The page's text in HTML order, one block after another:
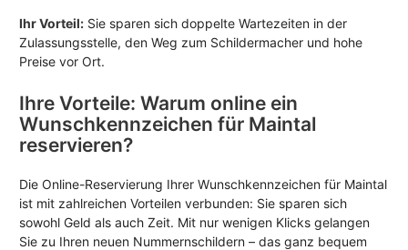
Ihr Vorteil: Sie sparen sich doppelte Wartezeiten in der
Zulassungsstelle, den Weg zum Schildermacher und hohe
Preise vor Ort.
Ihre Vorteile: Warum online ein
Wunschkennzeichen für Maintal
reservieren?
Die Online-Reservierung Ihrer Wunschkennzeichen für Maintal
ist mit zahlreichen Vorteilen verbunden: Sie sparen sich
sowohl Geld als auch Zeit. Mit nur wenigen Klicks gelangen
Sie zu Ihren neuen Nummernschildern – das ganz bequem